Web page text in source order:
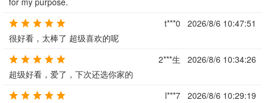
t***0
2026/8/6 10:47:51
很好看，太棒了 超级喜欢的呢
2***生
2026/8/6 10:34:26
超级好看，爱了，下次还选你家的
l***7
2026/8/6 10:29:19